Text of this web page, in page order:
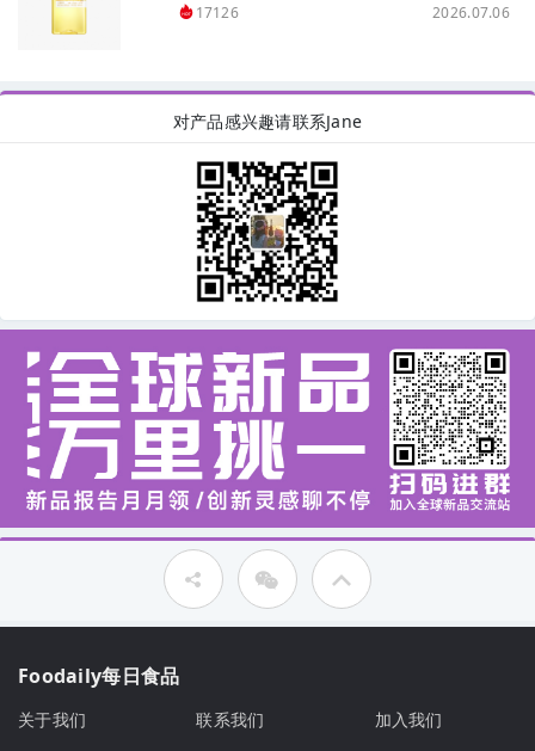
17126 2026.07.06
对产品感兴趣请联系Jane
Foodaily每日食品
关于我们 联系我们
加入我们